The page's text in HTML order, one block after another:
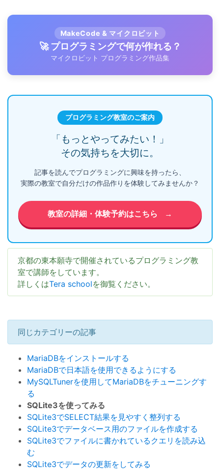
MakeCode & マイクロビット
🚀 プログラミングで何が作れる？
マイクロビット プログラミング作品集
プログラミング教室のご案内
「もっとやってみたい！」
その気持ちを大切に。
記事を読んでプログラミングに興味を持ったら、
実際の教室で自分だけの作品作りを体験してみませんか？
教室の詳細・体験予約はこちら →
京都の東本願寺で開催されているプログラミング教
室で講師をしています。
詳しくはTera schoolを御覧ください。
同じカテゴリーの記事
MariaDBをインストールする
MariaDBで日本語を使用できるようにする
MySQLTunerを使用してMariaDBをチューニングす
る
SQLite3を使ってみる
SQLite3でSELECT結果を見やすく整列する
SQLite3でデータベース用のファイルを作成する
SQLite3でファイルに書かれているクエリを読み込
む
SQLite3でデータの更新をしてみる